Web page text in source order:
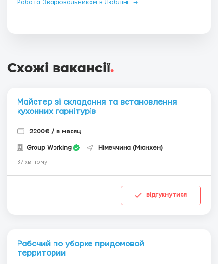
Робота Зварювальником в Любліні →
Схожі вакансії.
Майстер зі складання та встановлення
кухонних гарнітурів
2200€ / в месяц
Group Working Німеччина (Мюнхен)
37 хв. тому
відгукнутися
Рабочий по уборке придомовой
территории